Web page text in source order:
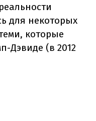
для некоторых
которые
Дэвиде (в 2012